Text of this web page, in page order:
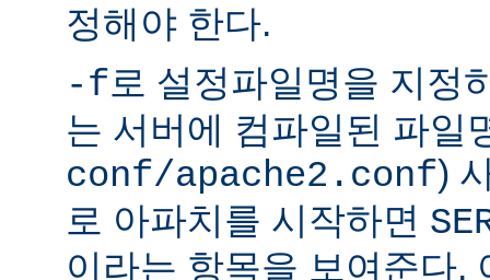
정해야 한다.
-f로 설정파일명을 지정
는 서버에 컴파일된 파일
conf/apache2.conf)
로 아파치를 시작하면
이라는 항목을 보여준다.